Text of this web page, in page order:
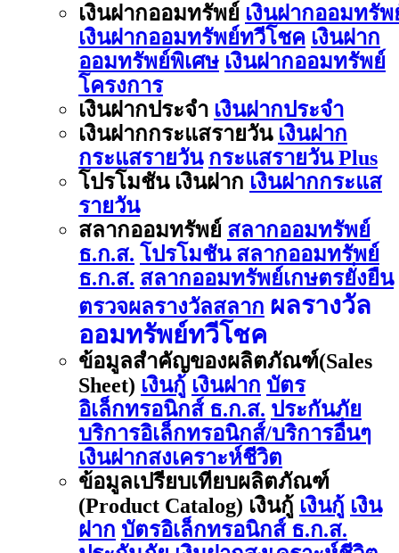
เงินฝากออมทรัพย์ เงินฝากออมทรัพ
เงินฝากออมทรัพย์ทวีโชค เงินฝาก
ออมทรัพย์พิเศษ เงินฝากออมทรัพย์
โครงการ
เงินฝากประจำ เงินฝากประจำ
เงินฝากกระแสรายวัน เงินฝาก
กระแสรายวัน กระแสรายวัน Plus
โปรโมชัน เงินฝาก เงินฝากกระแส
รายวัน
สลากออมทรัพย์ สลากออมทรัพย์
ธ.ก.ส. โปรโมชัน สลากออมทรัพย์
ธ.ก.ส. สลากออมทรัพย์เกษตรยั่งยืน
ตรวจผลรางวัลสลาก ผลรางวัล
ออมทรัพย์ทวีโชค
ข้อมูลสำคัญของผลิตภัณฑ์(Sales
Sheet) เงินกู้ เงินฝาก บัตร
อิเล็กทรอนิกส์ ธ.ก.ส. ประกันภัย
บริการอิเล็กทรอนิกส์/บริการอื่นๆ
เงินฝากสงเคราะห์ชีวิต
ข้อมูลเปรียบเทียบผลิตภัณฑ์
(Product Catalog) เงินกู้ เงินกู้ เงิน
ฝาก บัตรอิเล็กทรอนิกส์ ธ.ก.ส.